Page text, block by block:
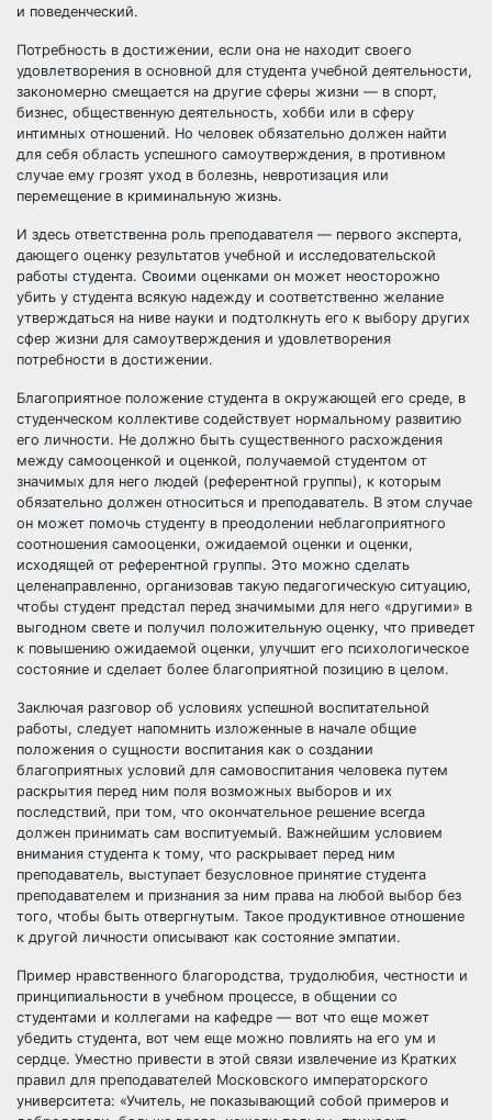
и поведенческий.
Потребность в достижении, если она не находит своего
удовлетворения в основной для студента учебной деятельности,
закономерно смещается на другие сферы жизни — в спорт,
бизнес, общественную деятельность, хобби или в сферу
интимных отношений. Но человек обязательно должен найти
для себя область успешного самоутверждения, в противном
случае ему грозят уход в болезнь, невротизация или
перемещение в криминальную жизнь.
И здесь ответственна роль преподавателя — первого эксперта,
дающего оценку результатов учебной и исследовательской
работы студента. Своими оценками он может неосторожно
убить у студента всякую надежду и соответственно желание
утверждаться на ниве науки и подтолкнуть его к выбору других
сфер жизни для самоутверждения и удовлетворения
потребности в достижении.
Благоприятное положение студента в окружающей его среде, в
студенческом коллективе содействует нормальному развитию
его личности. Не должно быть существенного расхождения
между самооценкой и оценкой, получаемой студентом от
значимых для него людей (референтной группы), к которым
обязательно должен относиться и преподаватель. В этом случае
он может помочь студенту в преодолении неблагоприятного
соотношения самооценки, ожидаемой оценки и оценки,
исходящей от референтной группы. Это можно сделать
целенаправленно, организовав такую педагогическую ситуацию,
чтобы студент предстал перед значимыми для него «другими» в
выгодном свете и получил положительную оценку, что приведет
к повышению ожидаемой оценки, улучшит его психологическое
состояние и сделает более благоприятной позицию в целом.
Заключая разговор об условиях успешной воспитательной
работы, следует напомнить изложенные в начале общие
положения о сущности воспитания как о создании
благоприятных условий для самовоспитания человека путем
раскрытия перед ним поля возможных выборов и их
последствий, при том, что окончательное решение всегда
должен принимать сам воспитуемый. Важнейшим условием
внимания студента к тому, что раскрывает перед ним
преподаватель, выступает безусловное принятие студента
преподавателем и признания за ним права на любой выбор без
того, чтобы быть отвергнутым. Такое продуктивное отношение
к другой личности описывают как состояние эмпатии.
Пример нравственного благородства, трудолюбия, честности и
принципиальности в учебном процессе, в общении со
студентами и коллегами на кафедре — вот что еще может
убедить студента, вот чем еще можно повлиять на его ум и
сердце. Уместно привести в этой связи извлечение из Кратких
правил для преподавателей Московского императорского
университета: «Учитель, не показывающий собой примеров и